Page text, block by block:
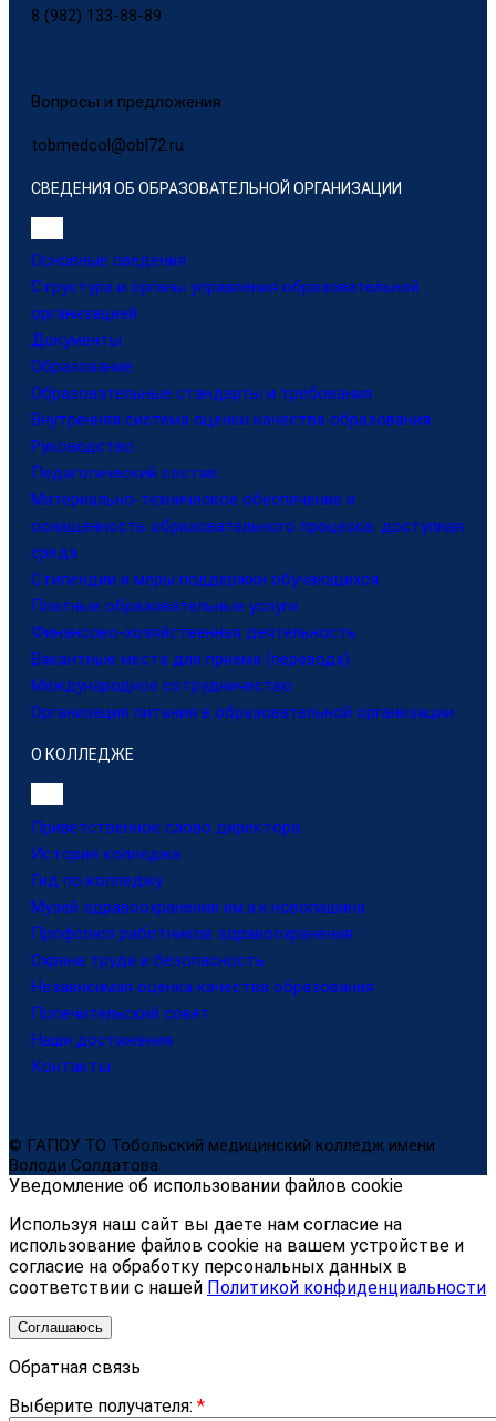
8 (982) 133-88-89
Вопросы и предложения
tobmedcol@obl72.ru
СВЕДЕНИЯ ОБ ОБРАЗОВАТЕЛЬНОЙ ОРГАНИЗАЦИИ
Основные сведения
Структура и органы управления образовательной
организацией
Документы
Образование
Образовательные стандарты и требования
Внутренняя система оценки качества образования
Руководство
Педагогический состав
Материально-техническое обеспечение и
оснащенность образовательного процесса. доступная
среда
Стипендии и меры поддержки обучающихся
Платные образовательные услуги
Финансово-хозяйственная деятельность
Вакантные места для приема (перевода)
Международное сотрудничество
Организация питания в образовательной организации
О КОЛЛЕДЖЕ
Приветственное слово директора
История колледжа
Гид по колледжу
Музей здравоохранения им.а.к.новопашина
Профсоюз работников здравоохранения
Охрана труда и безопасность
Независимая оценка качества образования
Попечительский совет
Наши достижения
Контакты
© ГАПОУ ТО Тобольский медицинский колледж имени
Володи Солдатова
Уведомление об использовании файлов cookie
Используя наш сайт вы даете нам согласие на
использование файлов cookie на вашем устройстве и
согласие на обработку персональных данных в
соответствии с нашей Политикой конфиденциальности
Соглашаюсь
Обратная связь
Выберите получателя: *